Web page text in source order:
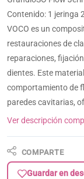
Contenido: 1 jeringa
VOCO es un
restauraciones de
reparaciones,
dientes. Este
comportamiento de
paredes cavitarias,
Ver descripción
COMPARTE
Guardar en